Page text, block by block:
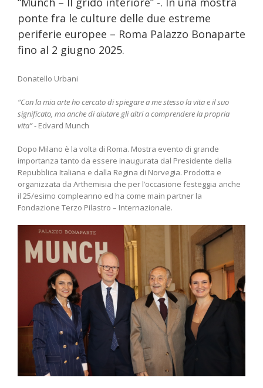
ponte fra le culture delle due estreme
periferie europee – Roma Palazzo Bonaparte
fino al 2 giugno 2025.
Donatello Urbani
“Con la mia arte ho cercato di spiegare a me stesso la vita e il suo
significato, ma anche di aiutare gli altri a comprendere la propria
vita”- Edvard Munch
Dopo Milano è la volta di Roma. Mostra evento di grande
importanza tanto da essere inaugurata dal Presidente della
Repubblica Italiana e dalla Regina di Norvegia. Prodotta e
organizzata da Arthemisia che per l’occasione festeggia anche
il 25/esimo compleanno ed ha come main partner la
Fondazione Terzo Pilastro – Internazionale.